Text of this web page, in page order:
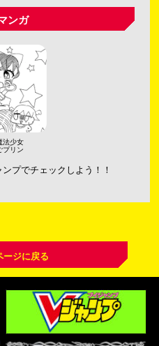
ンガ
法少女
プリン
プでチェックしよう！！
ージに戻る